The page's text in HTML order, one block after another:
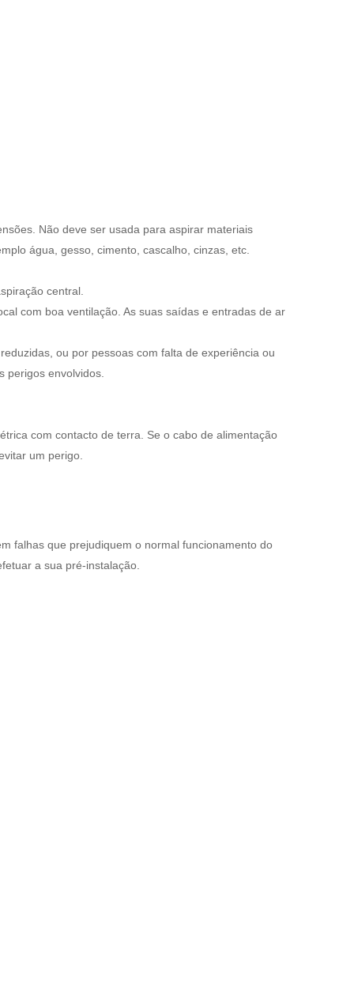
Não deve ser usada para aspirar materiais
água, gesso, cimento, cascalho, cinzas, etc.
central.
com boa ventilação. As suas saídas e entradas de ar
ou por pessoas com falta de experiência ou
perigos envolvidos.
com contacto de terra. Se o cabo de alimentação
um perigo.
falhas que prejudiquem o normal funcionamento do
a sua pré-instalação.